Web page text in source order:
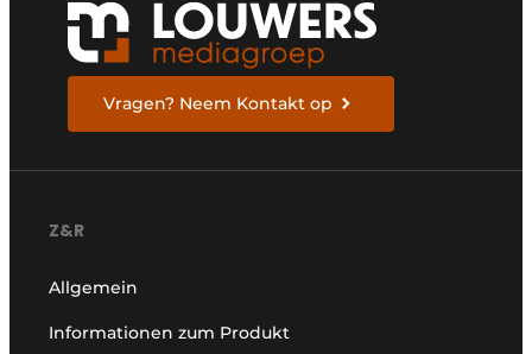
Vragen? Neem Kontakt op
Z&R
Allgemein
Informationen zum Produkt